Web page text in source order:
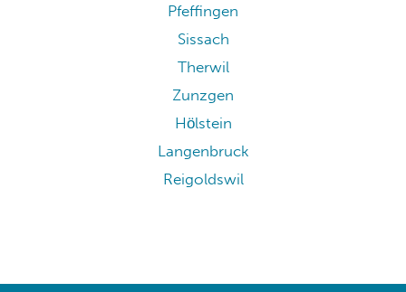
Pfeffingen
Sissach
Therwil
Zunzgen
Hölstein
Langenbruck
Reigoldswil